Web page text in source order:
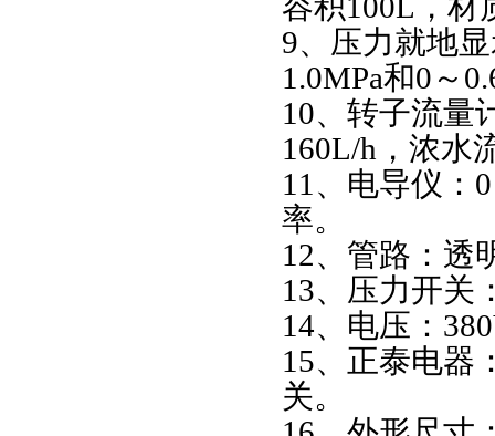
容积100L，材
9、压力就地
1.0MPa和0～
10、转子流量
160L/h，浓水
11、电导仪：
率。
12、管路：透
13、压力开关
14、电压：
15、正泰电器
关。